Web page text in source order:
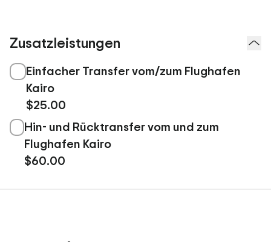
Zusatzleistungen
Einfacher Transfer vom/zum Flughafen
Kairo
$25.00
Hin- und Rücktransfer vom und zum
Flughafen Kairo
$60.00